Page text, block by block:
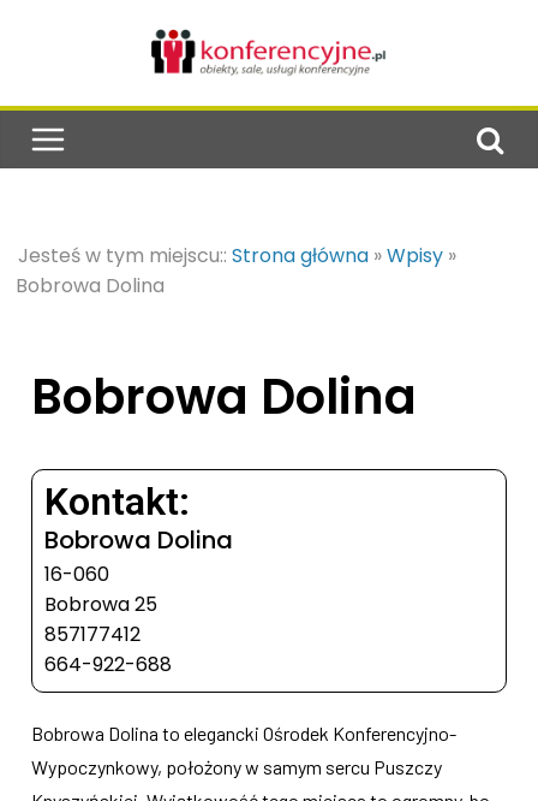
Jesteś w tym miejscu:: Strona główna »Wpisy »
Bobrowa Dolina
Bobrowa Dolina
Kontakt:
Bobrowa Dolina
16-060
Bobrowa 25
857177412
664-922-688
Bobrowa Dolina to elegancki Ośrodek Konferencyjno-
Wypoczynkowy, położony w samym sercu Puszczy